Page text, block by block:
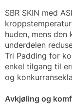
SBR SKIN med
huden, mens den
underdelen
Tri Padding for
enkel tilgang til
og
Avkjøling og